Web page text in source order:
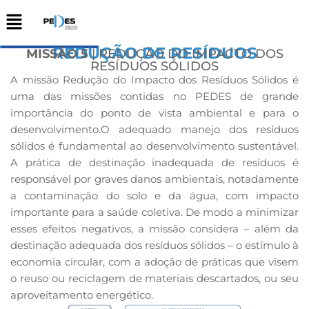
REDUÇÃO DE RESÍDUOS
MISSÃO 5| REDUÇÃO DO IMPACTO DOS
RESÍDUOS SÓLIDOS
A missão Redução do Impacto dos Resíduos Sólidos é
uma das missões contidas no PEDES de grande
importância do ponto de vista ambiental e para o
desenvolvimento.O adequado manejo dos resíduos
sólidos é fundamental ao desenvolvimento sustentável.
A prática de destinação inadequada de resíduos é
responsável por graves danos ambientais, notadamente
a contaminação do solo e da água, com impacto
importante para a saúde coletiva. De modo a minimizar
esses efeitos negativos, a missão considera – além da
destinação adequada dos resíduos sólidos – o estímulo à
economia circular, com a adoção de práticas que visem
o reuso ou reciclagem de materiais descartados, ou seu
aproveitamento energético.